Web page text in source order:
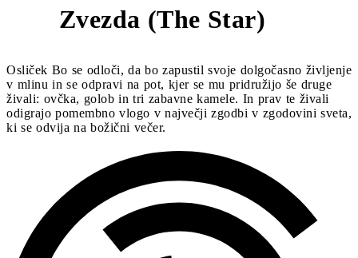
Zvezda (The Star)
Osliček Bo se odloči, da bo zapustil svoje dolgočasno življenje
v mlinu in se odpravi na pot, kjer se mu pridružijo še druge
živali: ovčka, golob in tri zabavne kamele. In prav te živali
odigrajo pomembno vlogo v največji zgodbi v zgodovini sveta,
ki se odvija na božični večer.